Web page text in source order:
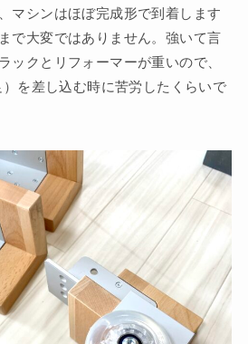
マシンはほぼ完成形で到着します
で大変ではありません。強いて言
ックとリフォーマーが重いので、
を差し込む時に苦労したくらいで